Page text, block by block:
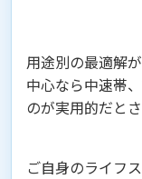
用途別の最適解
中心なら中速帯
のが実用的だとさ
ご自身のライフ